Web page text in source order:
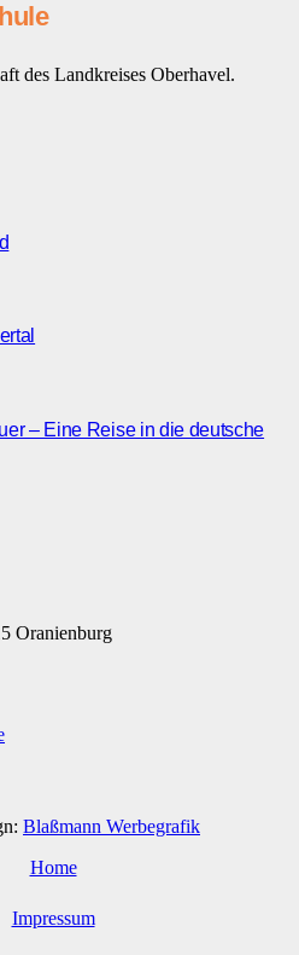
des Landkreises Oberhavel.
– Eine Reise in die deutsche
Oranienburg
Blaßmann Werbegrafik
Home
Impressum